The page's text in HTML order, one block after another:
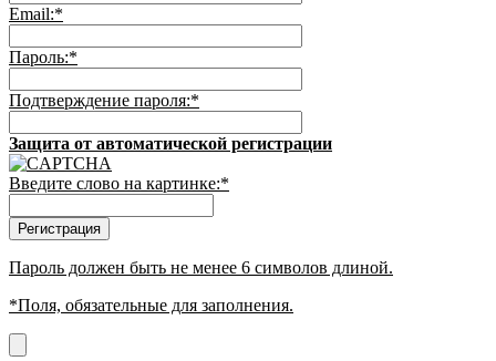
Email:*
Пароль:*
Подтверждение пароля:*
Защита от автоматической регистрации
Введите слово на картинке:*
Пароль должен быть не менее 6 символов длиной.
*Поля, обязательные для заполнения.